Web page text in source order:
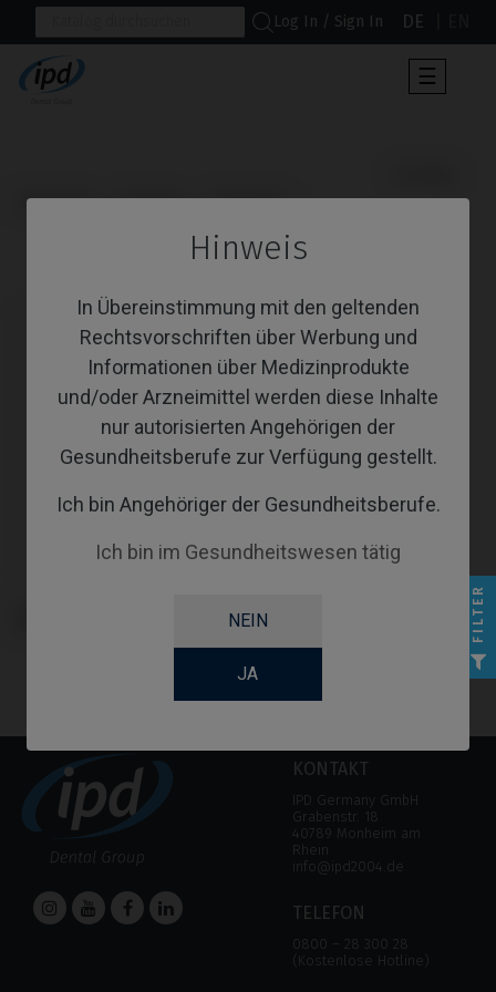
Hinweis
In Übereinstimmung mit den geltenden
Rechtsvorschriften über Werbung und
Informationen über Medizinprodukte
und/oder Arzneimittel werden diese Inhalte
nur autorisierten Angehörigen der
Gesundheitsberufe zur Verfügung gestellt.
Ich bin Angehöriger der Gesundheitsberufe.
Ich bin im Gesundheitswesen tätig
NEIN
JA
Log In / Sign In DE
der
☰
Startseite Systeme Outlink®
Analoge
Analoge kompatibel mit Sweden &
KONTAKT
IPD Germany GmbH
Grabenstr. 18
40789 Monheim am
Rhein
info@ipd2004.de
TELEFON
0800 – 28 300 28
(Kostenlose Hotline)
FILTER